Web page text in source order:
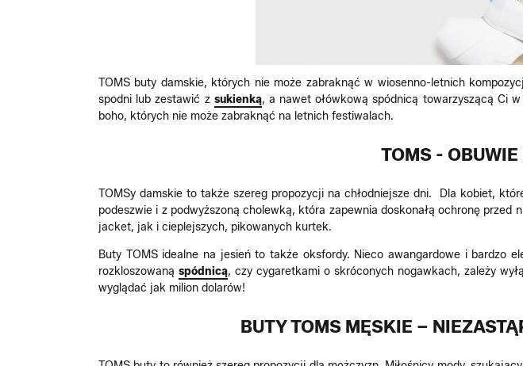
TOMS buty damskie, których nie może zabraknąć w wiosenno-letnich
spodni lub zestawić z sukienką, a nawet ołówkową spódnicą towarzyszącą Ci
boho, których nie może zabraknąć na letnich festiwalach.
TOMS - OBUWIE
TOMSy damskie to także szereg propozycji na chłodniejsze dni. Dla kobiet,
podeszwie i z podwyższoną cholewką, która zapewnia doskonałą ochronę
jacket, jak i cieplejszych, pikowanych kurtek.
Buty TOMS idealne na jesień to także oksfordy. Nieco awangardowe i bardzo
rozkloszowanąspódnicą, czy cygaretkami o skróconych nogawkach, zależy
wyglądać jak milion dolarów!
BUTY TOMS MĘSKIE –